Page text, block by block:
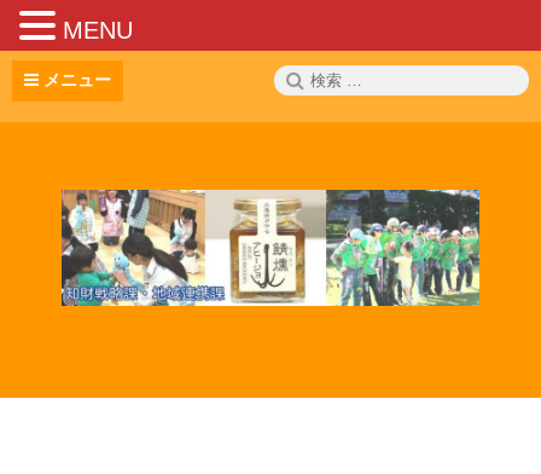
コ
メニュー
検
索:
MENU